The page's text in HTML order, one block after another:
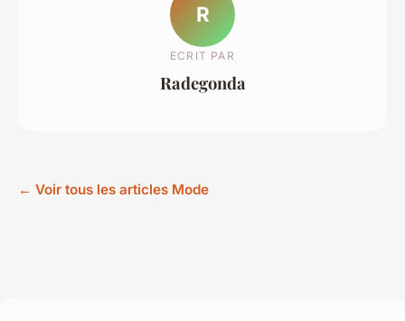
R
ECRIT PAR
Radegonda
← Voir tous les articles Mode